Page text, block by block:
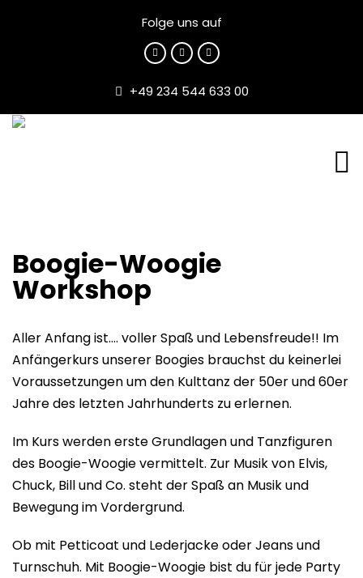
Folge uns auf
+49 234 544 633 00
Boogie-Woogie
Workshop
Aller Anfang ist…. voller Spaß und Lebensfreude!! Im
Anfängerkurs unserer Boogies brauchst du keinerlei
Voraussetzungen um den Kulttanz der 50er und 60er
Jahre des letzten Jahrhunderts zu erlernen.
Im Kurs werden erste Grundlagen und Tanzfiguren
des Boogie-Woogie vermittelt. Zur Musik von Elvis,
Chuck, Bill und Co. steht der Spaß an Musik und
Bewegung im Vordergrund.
Ob mit Petticoat und Lederjacke oder Jeans und
Turnschuh. Mit Boogie-Woogie bist du für jede Party